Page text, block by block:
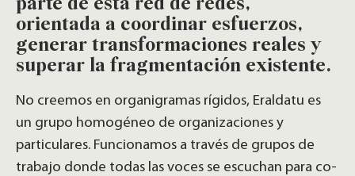
orientada a coordinar esfuerzos,
generar transformaciones reales y
superar la fragmentación existente.
No creemos en organigramas rígidos, Eraldatu es
un grupo homogéneo de organizaciones y
particulares. Funcionamos a través de grupos de
trabajo donde todas las voces se escuchan para co-